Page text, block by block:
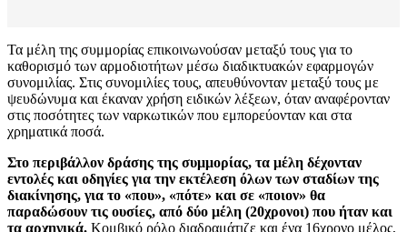
Τα μέλη της συμμορίας επικοινωνούσαν μεταξύ τους για το
καθορισμό των αρμοδιοτήτων μέσω διαδικτυακών εφαρμογών
συνομιλίας. Στις συνομιλίες τους, απευθύνονταν μεταξύ τους με
ψευδώνυμα και έκαναν χρήση ειδικών λέξεων, όταν αναφέρονταν
στις ποσότητες των ναρκωτικών που εμπορεύονταν και στα
χρηματικά ποσά.
Στο περιβάλλον δράσης της συμμορίας, τα μέλη δέχονταν
εντολές και οδηγίες για την εκτέλεση όλων των σταδίων της
διακίνησης, για το «που», «πότε» και σε «ποιον» θα
παραδώσουν τις ουσίες, από δύο μέλη (20χρονοι) που ήταν και
τα αρχηγικά. Κομβικό ρόλο διαδραμάτιζε και ένα 16χρονο μέλος,